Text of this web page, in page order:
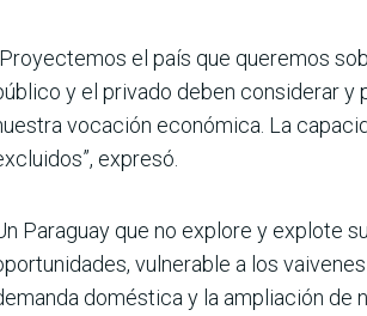
el país que queremos
y el privado deben considerar y
vocación económica. La
expresó.
Paraguay que no explore y explote
vulnerable a los
doméstica y la ampliación de